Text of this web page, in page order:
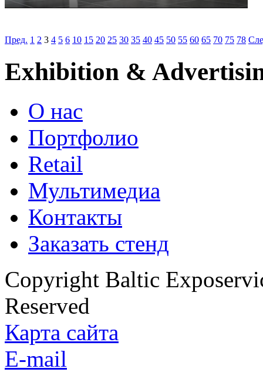
Пред. 1 2 3 4 5 6 10 15 20 25 30 35 40 45 50 55 60 65 70 75 78
Exhibition &
О нас
Портфолио
Retail
Мультимедиа
Контакты
Заказать стенд
Copyright Baltic
Reserved
Карта сайта
E-mail